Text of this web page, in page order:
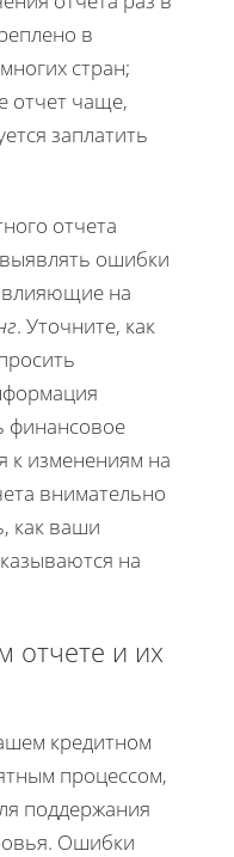
в
стран;
отчет чаще,
заплатить
отчета
ошибки
влияющие на
. Уточните, как
финансовое
к изменениям на
внимательно
как ваши
на
отчете и их
кредитном
процессом,
поддержания
Ошибки